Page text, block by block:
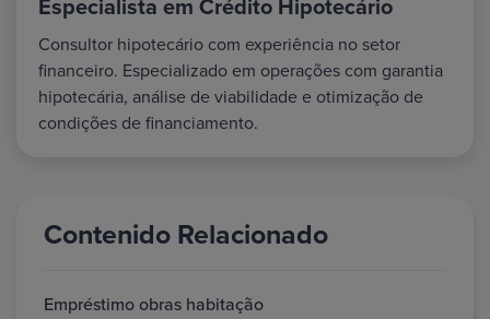
Consultor hipotecário com experiência no setor
financeiro. Especializado em operações com garantia
hipotecária, análise de viabilidade e otimização de
condições de financiamento.
Contenido Relacionado
Empréstimo obras habitação